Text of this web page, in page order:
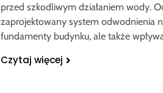
przed szkodliwym działaniem wody.
zaprojektowany system odwodnienia
fundamenty budynku, ale także
Czytaj więcej